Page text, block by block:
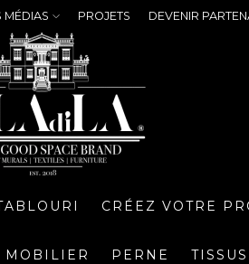
MÉDIAS PROJETS DEVENIR
CRÉEZ VOTRE
MOBILIER PERNE TISSUS